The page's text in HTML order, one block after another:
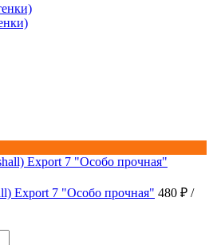
Export 7 "Особо прочная" 480 ₽ /